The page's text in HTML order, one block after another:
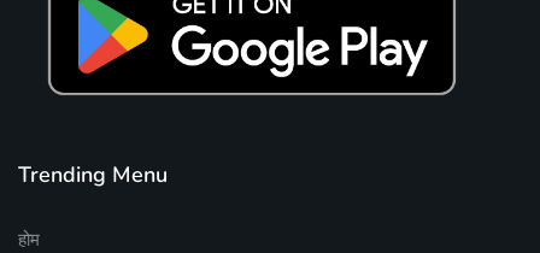
Trending Menu
होम